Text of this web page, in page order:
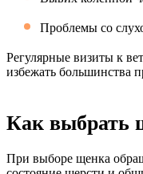
Проблемы со
Регулярные визиты к
избежать большинства
Как выбрать
При выборе щенка